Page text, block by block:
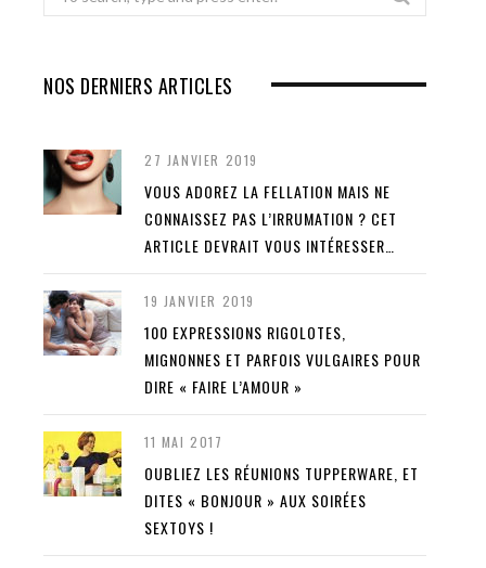
for:
NOS DERNIERS ARTICLES
27 JANVIER 2019
VOUS ADOREZ LA FELLATION MAIS NE
CONNAISSEZ PAS L’IRRUMATION ? CET
ARTICLE DEVRAIT VOUS INTÉRESSER…
19 JANVIER 2019
100 EXPRESSIONS RIGOLOTES,
MIGNONNES ET PARFOIS VULGAIRES POUR
DIRE « FAIRE L’AMOUR »
11 MAI 2017
OUBLIEZ LES RÉUNIONS TUPPERWARE, ET
DITES « BONJOUR » AUX SOIRÉES
SEXTOYS !